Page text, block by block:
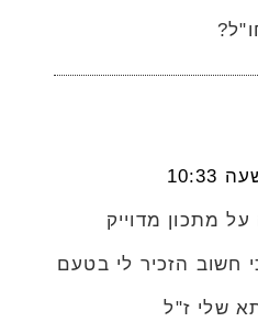
מתכון מדוייק
חשוב הזכיר לי בטעם
שלי ז"ל